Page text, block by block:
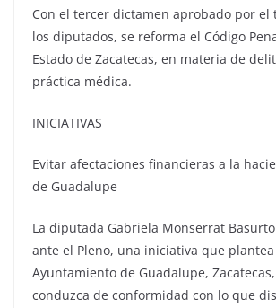
Con el tercer dictamen aprobado por el
los diputados, se reforma el Código
Estado de Zacatecas, en materia de
práctica médica.
INICIATIVAS
Evitar afectaciones financieras a la
de Guadalupe
La diputada Gabriela Monserrat
ante el Pleno, una iniciativa que
Ayuntamiento de Guadalupe,
conduzca de conformidad con lo que